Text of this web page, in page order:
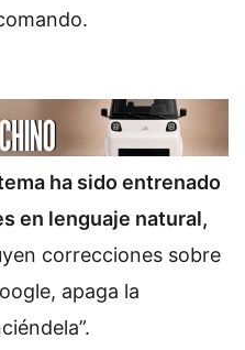
ha sido entrenado
en lenguaje natural,
correcciones sobre
apaga la